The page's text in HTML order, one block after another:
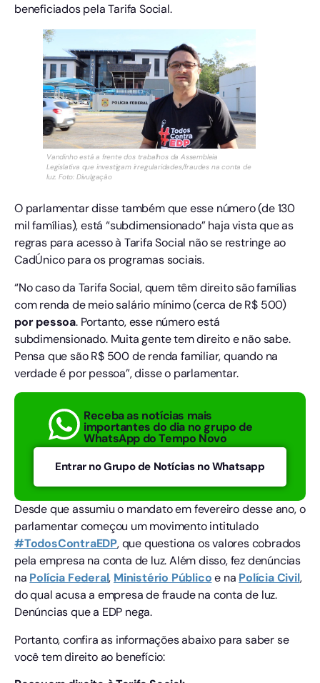
beneficiados pela Tarifa Social.
Vandinho está a frente dos trabalhos da Assembleia
Legislativa que investigam irregularidades/fraudes na conta de
luz. Foto: Divulgação
O parlamentar disse também que esse número (de 130
mil famílias), está “subdimensionado” haja vista que as
regras para acesso à Tarifa Social não se restringe ao
CadÚnico para os programas sociais.
“No caso da Tarifa Social, quem têm direito são famílias
com renda de meio salário mínimo (cerca de R$ 500)
por pessoa. Portanto, esse número está
subdimensionado. Muita gente tem direito e não sabe.
Pensa que são R$ 500 de renda familiar, quando na
verdade é por pessoa”, disse o parlamentar.
Receba as notícias mais
importantes do dia no grupo de
WhatsApp do Tempo Novo
Entrar no Grupo de Notícias no Whatsapp
Desde que assumiu o mandato em fevereiro desse ano, o
parlamentar começou um movimento intitulado
#TodosContraEDP, que questiona os valores cobrados
pela empresa na conta de luz. Além disso, fez denúncias
na Polícia Federal, Ministério Públicoe na Polícia Civil,
do qual acusa a empresa de fraude na conta de luz.
Denúncias que a EDP nega.
Portanto, confira as informações abaixo para saber se
você tem direito ao benefício: